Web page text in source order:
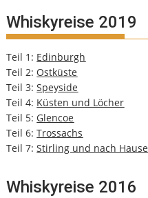
Whiskyreise 2019
Teil 1: Edinburgh
Teil 2: Ostküste
Teil 3:Speyside
Teil 4: Küsten und Löcher
Teil 5: Glencoe
Teil 6:Trossachs
Teil 7:Stirling und nach Hause
Whiskyreise 2016